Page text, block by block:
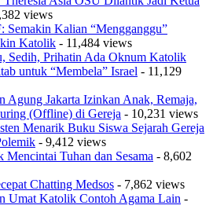
views
Semakin Kalian “Mengganggu”
Katolik - 11,484 views
Sedih, Prihatin Ada Oknum Katolik
untuk “Membela” Israel - 11,129
Agung Jakarta Izinkan Anak, Remaja,
(Offline) di Gereja - 10,231 views
Menarik Buku Siswa Sejarah Gereja
- 9,412 views
Tuhan dan Sesama - 8,602
Chatting Medsos - 7,862 views
Umat Katolik Contoh Agama Lain -